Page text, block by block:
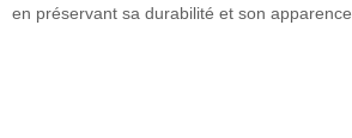
en préservant sa durabilité et son apparence.